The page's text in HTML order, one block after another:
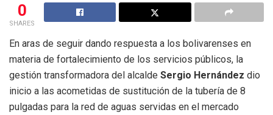
0
SHARES
En aras de seguir dando respuesta a los bolivarenses en
materia de fortalecimiento de los servicios públicos, la
gestión transformadora del alcalde Sergio Hernández dio
inicio a las acometidas de sustitución de la tubería de 8
pulgadas para la red de aguas servidas en el mercado